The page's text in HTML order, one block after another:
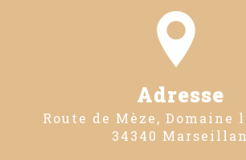
Adresse
Route de Mèze, Domaine la Fadèze,
34340 Marseillan